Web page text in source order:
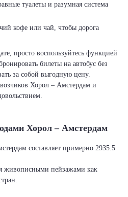
туалеты и разумная система
кофе или чай, чтобы дорога
просто воспользуйтесь функцией
билеты на автобус без
за собой выгодную цену.
Хорол – Амстердам и
Хорол – Амстердам
составляет примерно 2935.5
живописными пейзажами как